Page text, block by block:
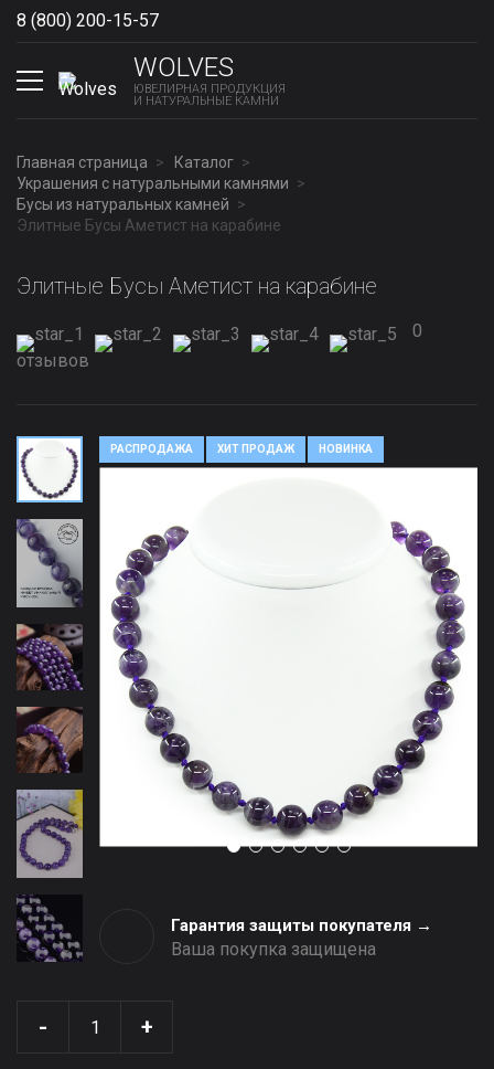
8 (800) 200-15-57
WOLVES
ЮВЕЛИРНАЯ ПРОДУКЦИЯ
И НАТУРАЛЬНЫЕ КАМНИ
Главная страница
Каталог
Украшения с натуральными камнями
Бусы из натуральных камней
Элитные Бусы Аметист на карабине
Элитные Бусы Аметист на карабине
0
отзывов
РАСПРОДАЖА ХИТ ПРОДАЖ НОВИНКА
Гарантия защиты покупателя →
Ваша покупка защищена
- +